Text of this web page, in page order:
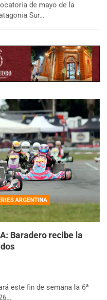
de mayo de la
Sur…
ARGENTINA
Baradero recibe la
este fin de semana la 6ª